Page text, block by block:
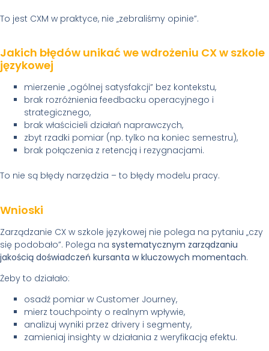
To jest CXM w praktyce, nie „zebraliśmy opinie”.
Jakich błędów unikać we wdrożeniu CX w szkole
językowej
mierzenie „ogólnej satysfakcji” bez kontekstu,
brak rozróżnienia feedbacku operacyjnego i
strategicznego,
brak właścicieli działań naprawczych,
zbyt rzadki pomiar (np. tylko na koniec semestru),
brak połączenia z retencją i rezygnacjami.
To nie są błędy narzędzia – to błędy modelu pracy.
Wnioski
Zarządzanie CX w szkole językowej nie polega na pytaniu „czy
się podobało”. Polega na systematycznym zarządzaniu
jakością doświadczeń kursanta w kluczowych momentach.
Żeby to działało:
osadź pomiar w Customer Journey,
mierz touchpointy o realnym wpływie,
analizuj wyniki przez drivery i segmenty,
zamieniaj insighty w działania z weryfikacją efektu.